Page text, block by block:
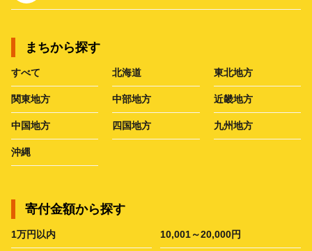
まちから探す
すべて 北海道 東北地方
関東地方 中部地方 近畿地方
中国地方 四国地方 九州地方
沖縄
寄付金額から探す
1万円以内 10,001～20,000円